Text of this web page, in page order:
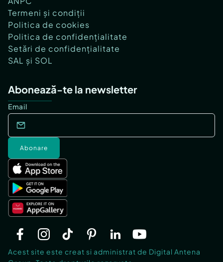
Termeni și condiții
Politica de cookies
Politica de confidențialitate
Setări de confidențialitate
SAL și SOL
Abonează-te la newsletter
Email
Abonare
Acest site este creat si administrat de Digital Antena